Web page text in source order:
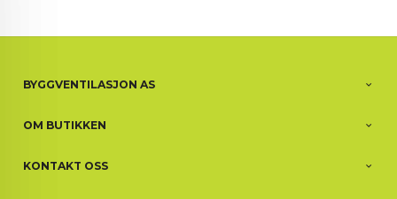
BYGGVENTILASJON AS
OM BUTIKKEN
KONTAKT OSS